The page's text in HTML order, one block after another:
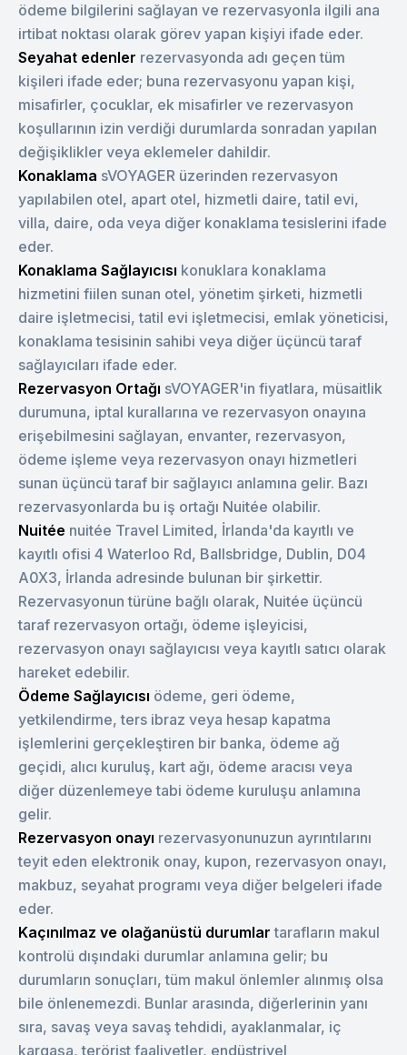
ödeme bilgilerini sağlayan ve rezervasyonla ilgili ana
irtibat noktası olarak görev yapan kişiyi ifade eder.
Seyahat edenler rezervasyonda adı geçen tüm
kişileri ifade eder; buna rezervasyonu yapan kişi,
misafirler, çocuklar, ek misafirler ve rezervasyon
koşullarının izin verdiği durumlarda sonradan yapılan
değişiklikler veya eklemeler dahildir.
Konaklama sVOYAGER üzerinden rezervasyon
yapılabilen otel, apart otel, hizmetli daire, tatil evi,
villa, daire, oda veya diğer konaklama tesislerini ifade
eder.
Konaklama Sağlayıcısı konuklara konaklama
hizmetini fiilen sunan otel, yönetim şirketi, hizmetli
daire işletmecisi, tatil evi işletmecisi, emlak yöneticisi,
konaklama tesisinin sahibi veya diğer üçüncü taraf
sağlayıcıları ifade eder.
Rezervasyon Ortağı sVOYAGER'in fiyatlara, müsaitlik
durumuna, iptal kurallarına ve rezervasyon onayına
erişebilmesini sağlayan, envanter, rezervasyon,
ödeme işleme veya rezervasyon onayı hizmetleri
sunan üçüncü taraf bir sağlayıcı anlamına gelir. Bazı
rezervasyonlarda bu iş ortağı Nuitée olabilir.
Nuitée nuitée Travel Limited, İrlanda'da kayıtlı ve
kayıtlı ofisi 4 Waterloo Rd, Ballsbridge, Dublin, D04
A0X3, İrlanda adresinde bulunan bir şirkettir.
Rezervasyonun türüne bağlı olarak, Nuitée üçüncü
taraf rezervasyon ortağı, ödeme işleyicisi,
rezervasyon onayı sağlayıcısı veya kayıtlı satıcı olarak
hareket edebilir.
Ödeme Sağlayıcısı ödeme, geri ödeme,
yetkilendirme, ters ibraz veya hesap kapatma
işlemlerini gerçekleştiren bir banka, ödeme ağ
geçidi, alıcı kuruluş, kart ağı, ödeme aracısı veya
diğer düzenlemeye tabi ödeme kuruluşu anlamına
gelir.
Rezervasyon onayı rezervasyonunuzun ayrıntılarını
teyit eden elektronik onay, kupon, rezervasyon onayı,
makbuz, seyahat programı veya diğer belgeleri ifade
eder.
Kaçınılmaz ve olağanüstü durumlar tarafların makul
kontrolü dışındaki durumlar anlamına gelir; bu
durumların sonuçları, tüm makul önlemler alınmış olsa
bile önlenemezdi. Bunlar arasında, diğerlerinin yanı
sıra, savaş veya savaş tehdidi, ayaklanmalar, iç
kargaşa, terörist faaliyetler, endüstriyel